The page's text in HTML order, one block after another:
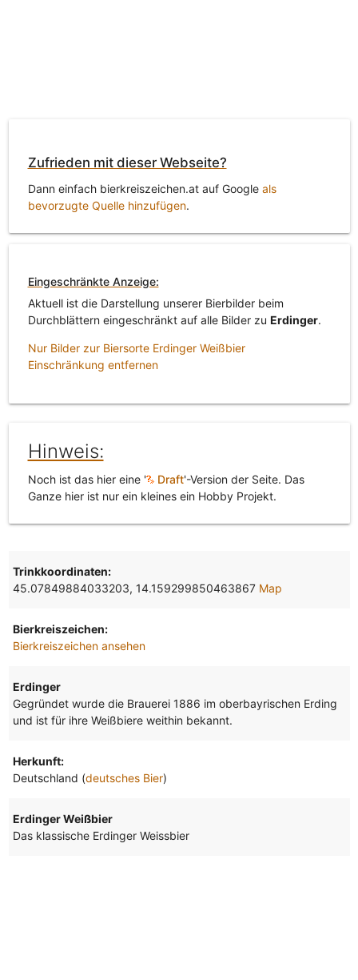
Zufrieden mit dieser Webseite?
Dann einfach bierkreiszeichen.at auf Google als
bevorzugte Quelle hinzufügen.
Eingeschränkte Anzeige:
Aktuell ist die Darstellung unserer Bierbilder beim
Durchblättern eingeschränkt auf alle Bilder zu Erdinger.
Nur Bilder zur Biersorte Erdinger Weißbier
Einschränkung entfernen
Hinweis:
Noch ist das hier eine ' Draft'-Version der Seite. Das
Ganze hier ist nur ein kleines ein Hobby Projekt.
Trinkkoordinaten:
45.07849884033203, 14.159299850463867 Map
Bierkreiszeichen:
Bierkreiszeichen ansehen
Erdinger
Gegründet wurde die Brauerei 1886 im oberbayrischen Erding
und ist für ihre Weißbiere weithin bekannt.
Herkunft:
Deutschland (deutsches Bier)
Erdinger Weißbier
Das klassische Erdinger Weissbier